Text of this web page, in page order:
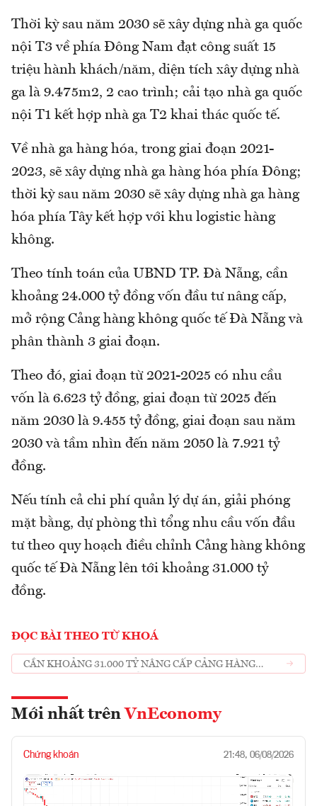
Thời kỳ sau năm 2030 sẽ xây dựng nhà ga quốc
nội T3 về phía Đông Nam đạt công suất 15
triệu hành khách/năm, diện tích xây dựng nhà
ga là 9.475m2, 2 cao trình; cải tạo nhà ga quốc
nội T1 kết hợp nhà ga T2 khai thác quốc tế.
Về nhà ga hàng hóa, trong giai đoạn 2021-
2023, sẽ xây dựng nhà ga hàng hóa phía Đông;
thời kỳ sau năm 2030 sẽ xây dựng nhà ga hàng
hóa phía Tây kết hợp với khu logistic hàng
không.
Theo tính toán của UBND TP. Đà Nẵng, cần
khoảng 24.000 tỷ đồng vốn đầu tư nâng cấp,
mở rộng Cảng hàng không quốc tế Đà Nẵng và
phân thành 3 giai đoạn.
Theo đó, giai đoạn từ 2021-2025 có nhu cầu
vốn là 6.623 tỷ đồng, giai đoạn từ 2025 đến
năm 2030 là 9.455 tỷ đồng, giai đoạn sau năm
2030 và tầm nhìn đến năm 2050 là 7.921 tỷ
đồng.
Nếu tính cả chi phí quản lý dự án, giải phóng
mặt bằng, dự phòng thì tổng nhu cầu vốn đầu
tư theo quy hoạch điều chỉnh Cảng hàng không
quốc tế Đà Nẵng lên tới khoảng 31.000 tỷ
đồng.
ĐỌC BÀI THEO TỪ KHOÁ
CẦN KHOẢNG 31.000 TỶ NÂNG CẤP CẢNG HÀNG
Mới nhất trên VnEconomy
Chứng khoán 21:48, 06/08/2026